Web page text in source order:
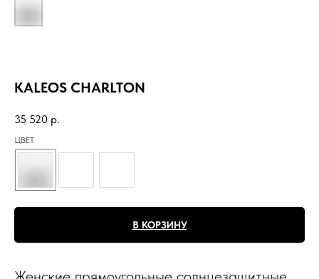
KALEOS CHARLTON
35 520 р.
ЦВЕТ
В КОРЗИНУ